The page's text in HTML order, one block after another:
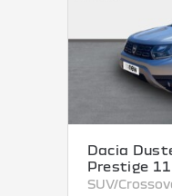
Dacia
Prestige
SUV/